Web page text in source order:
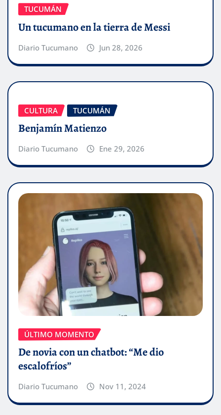
TUCUMÁN
Un tucumano en la tierra de Messi
Diario Tucumano Jun 28, 2026
CULTURA TUCUMÁN
Benjamín Matienzo
Diario Tucumano Ene 29, 2026
ÚLTIMO MOMENTO
De novia con un chatbot: “Me dio
escalofríos”
Diario Tucumano Nov 11, 2024